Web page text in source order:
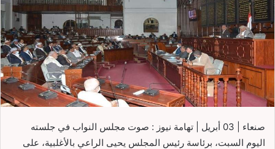
صنعاء | 03 أبريل | تهامة نيوز : صوت مجلس النواب في جلسته
اليوم السبت، برئاسة رئيس المجلس يحيى الراعي بالأغلبية، على